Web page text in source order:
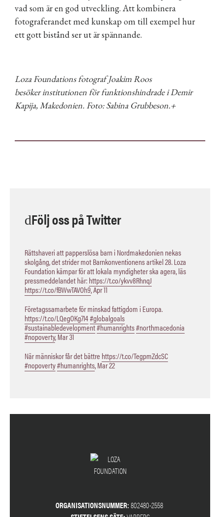
vad som är en god utveckling. Att kombinera
fotograferandet med kunskap om till exempel hur
ett gott bistånd ser ut är spännande.
Loza Foundations fotograf Joakim Roos
besöker institutionen för funktionshindrade i Demir
Kapija, Makedonien. Foto: Sabina Grubbeson.+
Följ oss på Twitter
Rättshaveri att papperslösa barn i Nordmakedonien nekas
skolgång, det strider mot Barnkonventionens artikel 28. Loza
Foundation kämpar för att lokala myndigheter ska agera, läs
pressmeddelandet här:https://t.co/ykvv8RhnqJ
https://t.co/fBWwTAVOh9,Apr 11
Företagssamarbete för minskad fattigdom i Europa.
https://t.co/LQegOKg7I4#globalgoals
#sustainabledevelopment#humanrights#northmacedonia
#nopoverty,Mar 31
När människor får det bättre https://t.co/TegpmZdcSC
#nopoverty#humanrights,Mar 22
ORGANISATIONSNUMMER:802480-2558